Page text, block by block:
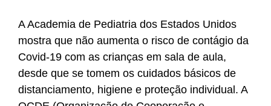
A Academia de Pediatria dos Estados Unidos
mostra que não aumenta o risco de contágio da
Covid-19 com as crianças em sala de aula,
desde que se tomem os cuidados básicos de
distanciamento, higiene e proteção individual. A